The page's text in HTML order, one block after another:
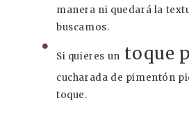
manera ni quedará la
buscamos.
Si quieres un toque
cucharada de pimentón
toque.